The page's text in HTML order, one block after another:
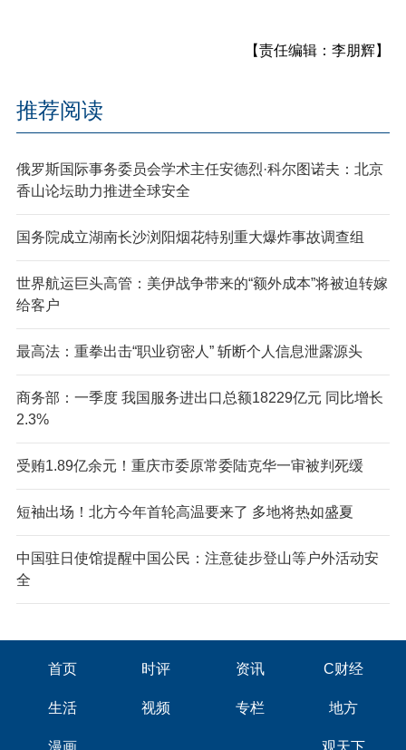
【责任编辑：李朋辉】
推荐阅读
俄罗斯国际事务委员会学术主任安德烈·科尔图诺夫：北京
香山论坛助力推进全球安全
国务院成立湖南长沙浏阳烟花特别重大爆炸事故调查组
世界航运巨头高管：美伊战争带来的“额外成本”将被迫转嫁
给客户
最高法：重拳出击“职业窃密人” 斩断个人信息泄露源头
商务部：一季度 我国服务进出口总额18229亿元 同比增长
2.3%
受贿1.89亿余元！重庆市委原常委陆克华一审被判死缓
短袖出场！北方今年首轮高温要来了 多地将热如盛夏
中国驻日使馆提醒中国公民：注意徒步登山等户外活动安
全
首页 时评 资讯 C财经
生活 视频 专栏 地方
漫画 观天下